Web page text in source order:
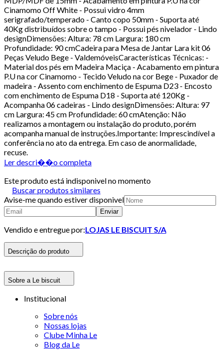
Cinamomo Off White - Possui vidro 4mm
serigrafado/temperado - Canto copo 50mm - Suporta até
40Kg distribuídos sobre o tampo - Possui pés nivelador - Lindo
designDimensões: Altura: 78 cm Largura: 180 cm
Profundidade: 90 cmCadeira para Mesa de Jantar Lara kit 06
Peças Veludo Bege - ValdemóveisCaracterísticas Técnicas: -
Material dos pés em Madeira Maciça - Acabamento em pintura
P.U na cor Cinamomo - Tecido Veludo na cor Bege - Puxador de
madeira - Assento com enchimento de Espuma D23 - Encosto
com enchimento de Espuma D18 - Suporta até 120Kg -
Acompanha 06 cadeiras - Lindo designDimensões: Altura: 97
cm Largura: 45 cm Profundidade: 60 cmAtenção: Não
realizamos a montagem ou instalação do produto, porém
acompanha manual de instruções.Importante: Imprescindível a
conferência no ato da entrega. Em caso de anormalidade,
recuse.
Ler descri��o completa
Este produto está indisponivel no momento
Buscar produtos similares
Avise-me quando estiver disponivel
Enviar
Vendido e entregue por:LOJAS LE BISCUIT S/A
Descrição do produto
Sobre a Le biscuit
Institucional
Sobre nós
Nossas lojas
Clube Minha Le
Blog da Le